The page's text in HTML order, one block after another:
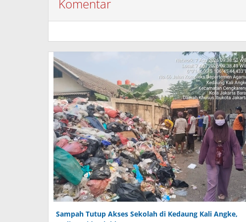
Komentar
Sampah Tutup Akses Sekolah di Kedaung Kali Angke,